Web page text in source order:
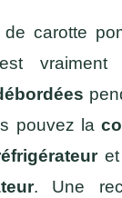
de carotte
pouvez la
et
. Une